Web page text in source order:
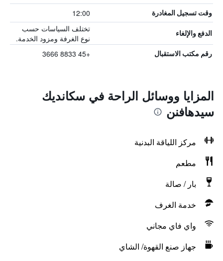
وقت تسجيل المغادرة 12:00
الدفع والإلغاء
تختلف السياسات حسب
نوع الغرفة ومزود الخدمة.
رقم مكتب الاستقبال +45 8833 3666
المزايا ووسائل الراحة في سكانديك
سيدهافنن
مركز اللياقة البدنية
مطعم
بار / صالة
خدمة الغرف
واي فاي مجاني
جهاز صنع القهوة/ الشاي